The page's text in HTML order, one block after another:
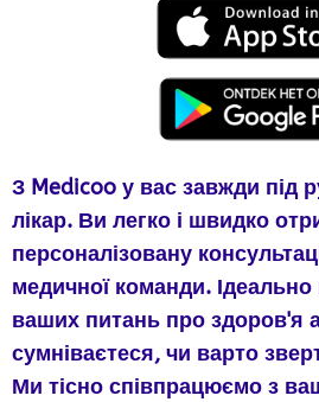
З Medicoo у вас завжди під
лікар. Ви легко і швидко
персоналізовану
медичної команди. Ідеально
ваших питань про здоров'я
сумніваєтеся, чи варто
Ми тісно співпрацюємо з